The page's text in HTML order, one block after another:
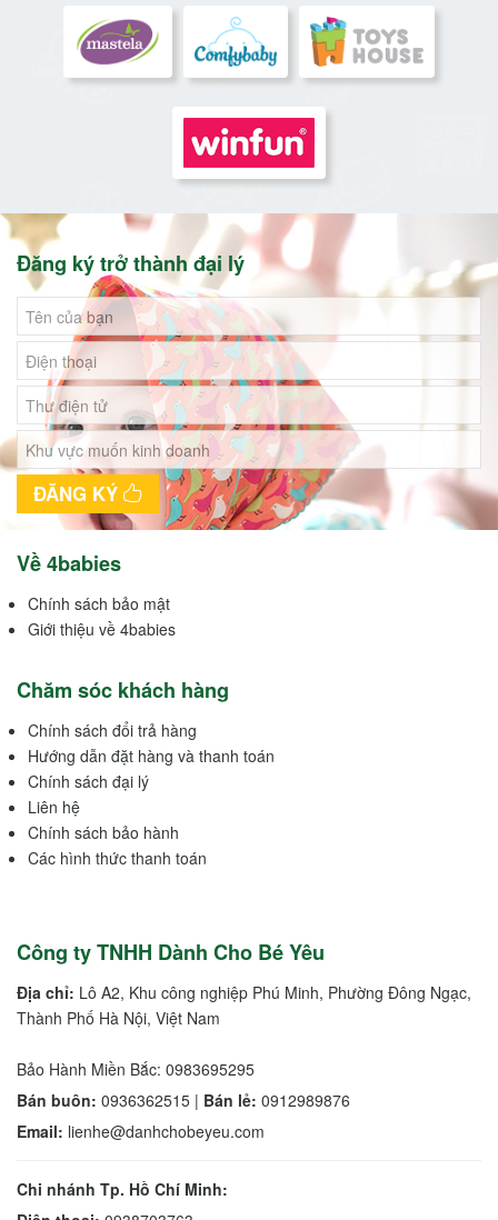
Đăng ký trở thành đại lý
ĐĂNG KÝ
Về 4babies
Chính sách bảo mật
Giới thiệu về 4babies
Chăm sóc khách hàng
Chính sách đổi trả hàng
Hướng dẫn đặt hàng và thanh toán
Chính sách đại lý
Liên hệ
Chính sách bảo hành
Các hình thức thanh toán
Công ty TNHH Dành Cho Bé Yêu
Địa chỉ: Lô A2, Khu công nghiệp Phú Minh, Phường Đông Ngạc,
Thành Phố Hà Nội, Việt Nam
Bảo Hành Miền Bắc: 0983695295
Bán buôn: 0936362515 | Bán lẻ: 0912989876
Email: lienhe@danhchobeyeu.com
Chi nhánh Tp. Hồ Chí Minh: